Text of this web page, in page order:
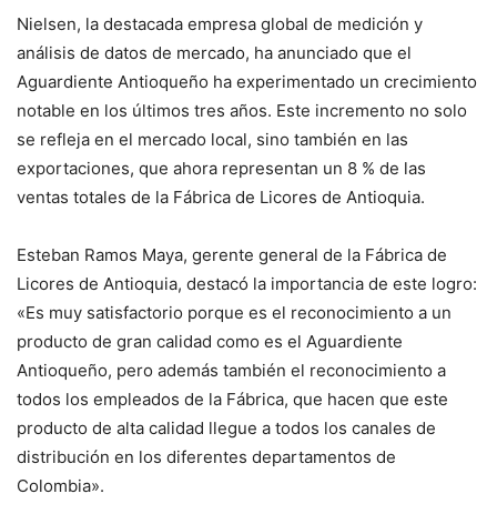
Nielsen, la destacada empresa global de medición y
análisis de datos de mercado, ha anunciado que el
Aguardiente Antioqueño ha experimentado un crecimiento
notable en los últimos tres años. Este incremento no solo
se refleja en el mercado local, sino también en las
exportaciones, que ahora representan un 8 % de las
ventas totales de la Fábrica de Licores de Antioquia.
Esteban Ramos Maya, gerente general de la Fábrica de
Licores de Antioquia, destacó la importancia de este logro:
«Es muy satisfactorio porque es el reconocimiento a un
producto de gran calidad como es el Aguardiente
Antioqueño, pero además también el reconocimiento a
todos los empleados de la Fábrica, que hacen que este
producto de alta calidad llegue a todos los canales de
distribución en los diferentes departamentos de
Colombia».